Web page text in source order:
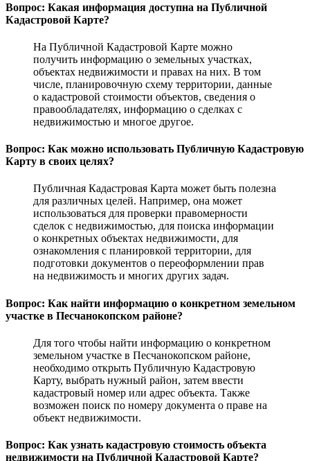
Вопрос: Какая информация доступна на Публичной
Кадастровой Карте?
На Публичной Кадастровой Карте можно
получить информацию о земельных участках,
объектах недвижимости и правах на них. В том
числе, планировочную схему территории, данные
о кадастровой стоимости объектов, сведения о
правообладателях, информацию о сделках с
недвижимостью и многое другое.
Вопрос: Как можно использовать Публичную Кадастровую
Карту в своих целях?
Публичная Кадастровая Карта может быть полезна
для различных целей. Например, она может
использоваться для проверки правомерности
сделок с недвижимостью, для поиска информации
о конкретных объектах недвижимости, для
ознакомления с планировкой территории, для
подготовки документов о переоформлении прав
на недвижимость и многих других задач.
Вопрос: Как найти информацию о конкретном земельном
участке в Песчанокопском районе?
Для того чтобы найти информацию о конкретном
земельном участке в Песчанокопском районе,
необходимо открыть Публичную Кадастровую
Карту, выбрать нужный район, затем ввести
кадастровый номер или адрес объекта. Также
возможен поиск по номеру документа о праве на
объект недвижимости.
Вопрос: Как узнать кадастровую стоимость объекта
недвижимости на Публичной Кадастровой Карте?